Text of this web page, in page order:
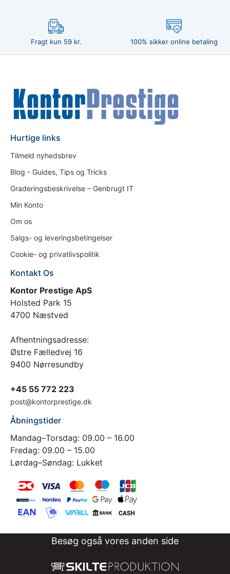
Fragt kun 59 kr. 100% sikker online betaling
Hurtige links
Tilmeld nyhedsbrev
Blog - Guides, Tips og Tricks
Graderingsbeskrivelse – Genbrugt IT
Min Konto
Om os
Salgs- og leveringsbetingelser
Cookie- og privatlivspolitik
Kontakt Os
Kontor Prestige ApS
Holsted Park 15
4700 Næstved
Afhentningsadresse:
Østre Fælledvej 16
9400 Nørresundby
+45 55 772 223
post@kontorprestige.dk
Åbningstider
Mandag–Torsdag: 09.00 – 16.00
Fredag: 09.00 – 15.00
Lørdag–Søndag: Lukket
Besøg også vores anden side